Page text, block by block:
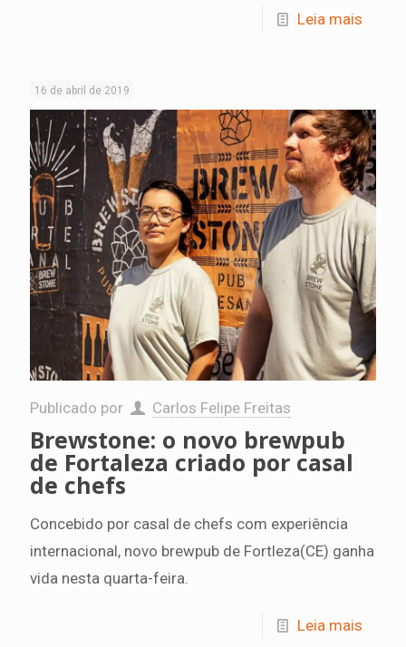
Leia mais
16 de abril de 2019
Publicado por Carlos Felipe Freitas
Brewstone: o novo brewpub
de Fortaleza criado por casal
de chefs
Concebido por casal de chefs com experiência
internacional, novo brewpub de Fortleza(CE) ganha
vida nesta quarta-feira.
Leia mais